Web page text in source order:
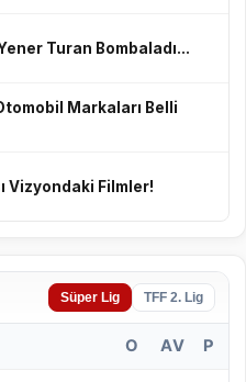
Turan Bombaladı...
Markaları Belli
Vizyondaki Filmler!
Süper Lig TFF 2. Lig
O AV P